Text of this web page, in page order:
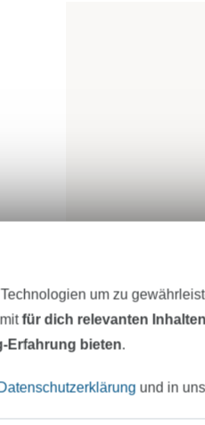
2 Tüll
um zu
für dich relevanten Inhalten
Erfahrung bieten.
Datenschutzerklärung und in